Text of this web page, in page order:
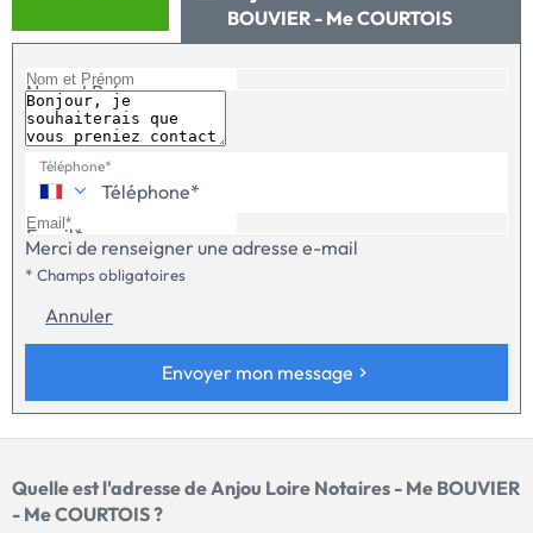
BOUVIER - Me COURTOIS
Nom et Prénom
Téléphone*
Email*
Merci de renseigner une adresse e-mail
* Champs obligatoires
Annuler
Envoyer mon message
Quelle est l'adresse de Anjou Loire Notaires - Me BOUVIER
- Me COURTOIS ?